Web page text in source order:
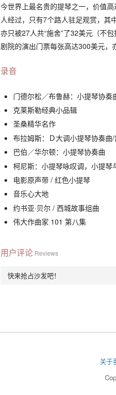
今世界上最名贵的提琴之一，价值
人经过，只有7个路人驻足观赏，其
亦只被27人共“施舍”了32美元（不
剧院的演出门票每张高达300美元，
录音
门德尔松／布鲁赫：小提琴协奏
克莱斯勒经典小品辑
圣桑精华名作
布拉姆斯：Ｄ大调小提琴协奏曲
巴伯／华尔顿：小提琴协奏曲
柯尼斯：小提琴咏叹调，小提琴
电影原声带 / 红色小提琴
音乐心大地
约书亚·贝尔 / 西城故事组曲
伟大作曲家 101 第八集
用户评论 Reviews
快来抢占沙发吧！
关于